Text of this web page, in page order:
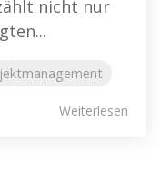
nicht nur
Weiterlesen